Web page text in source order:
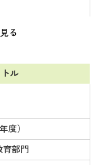
る
ル
度）
育部門